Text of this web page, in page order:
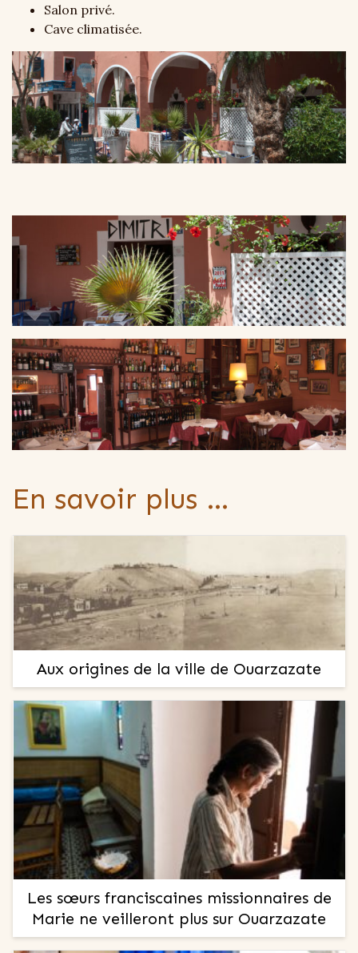
Salon privé.
Cave climatisée.
En savoir plus …
Aux origines de la ville de Ouarzazate
Les sœurs franciscaines missionnaires de
Marie ne veilleront plus sur Ouarzazate